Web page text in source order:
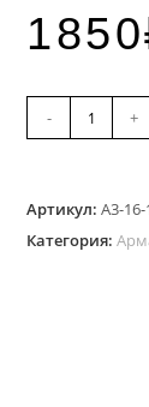
1850
Количество
товара
А
3
- +
Артикул:А3-
Категория: